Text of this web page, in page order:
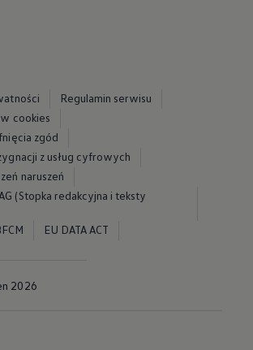
Regulamin serwisu
cookies
zgód
z usług cyfrowych
naruszeń
(Stopka redakcyjna i teksty
EU DATA ACT
2026